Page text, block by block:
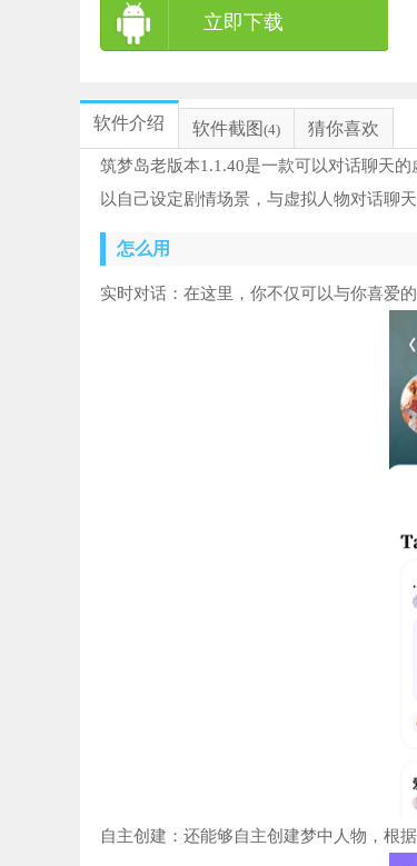
立即下载
软件介绍 软件截图 (4) 猜你喜欢
筑梦岛老版本1.1.40是一款可以对话聊天
以自己设定剧情场景，与虚拟人物对话聊
怎么用
实时对话：在这里，你不仅可以与你喜爱
自主创建：还能够自主创建梦中人物，根